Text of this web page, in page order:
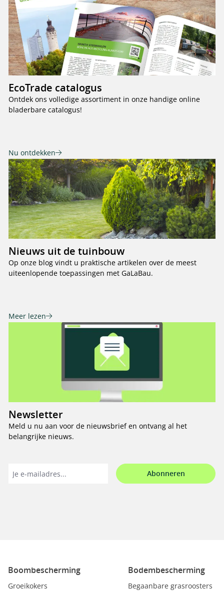
EcoTrade catalogus
Ontdek ons volledige assortiment in onze handige online
bladerbare catalogus!
Nu ontdekken
Nieuws uit de tuinbouw
Op onze blog vindt u praktische artikelen over de meest
uiteenlopende toepassingen met GaLaBau.
Meer lezen
Newsletter
Meld u nu aan voor de nieuwsbrief en ontvang al het
belangrijke nieuws.
Abonneren
Boombescherming
Groeikokers
Bodembescherming
Begaanbare grasroosters